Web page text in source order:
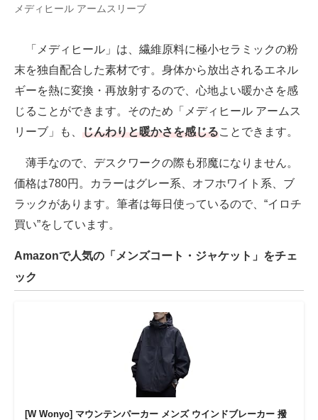
メディヒール アームスリーブ
「メディヒール」は、繊維原料に極小セラミックの粉
末を独自配合した素材です。身体から放出されるエネル
ギーを熱に変換・再放射するので、心地よい暖かさを感
じることができます。そのため「メディヒール アームス
リーブ」も、 じんわりと暖かさを感じることできます。
薄手なので、デスクワークの際も邪魔になりません。
価格は780円。カラーはグレー系、オフホワイト系、ブ
ラックがあります。筆者は毎日使っているので、“イロチ
買い”をしています。
Amazonで人気の「メンズコート・ジャケット」をチェ
ック
[W Wonyo] マウンテンパーカー メンズ ウインドブレーカー 撥